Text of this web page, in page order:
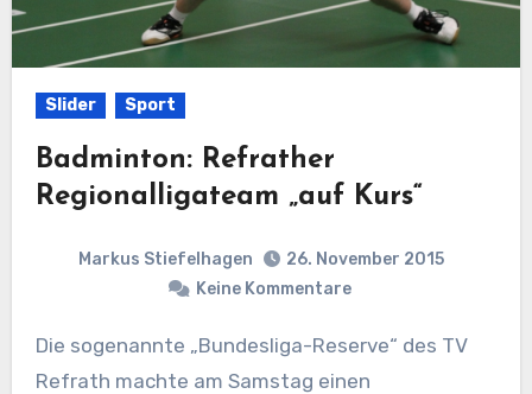
Slider Sport
Badminton: Refrather
Regionalligateam „auf Kurs“
Markus Stiefelhagen
26. November 2015
Keine Kommentare
Die sogenannte „Bundesliga-Reserve“ des TV
Refrath machte am Samstag einen